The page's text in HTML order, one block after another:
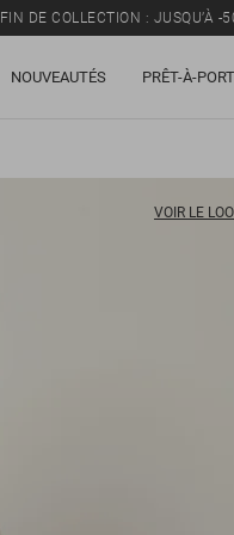
FIN DE COLLECTION : JUSQU’À -
NOUVEAUTÉS PRÊT-À-
VOIR LE